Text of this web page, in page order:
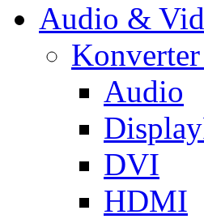
Audio &
Audio
DVI
HDMI